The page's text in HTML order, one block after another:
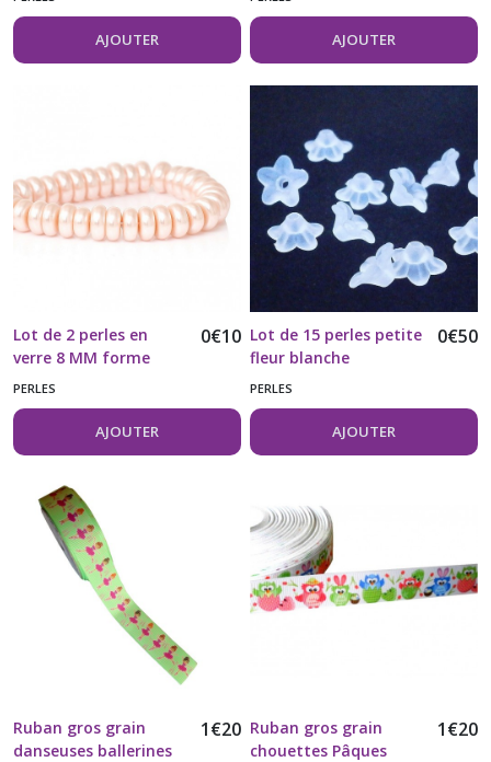
AJOUTER AJOUTER
Lot de 2 perles en
verre 8 MM forme
abaque beige clair
0€10
PERLES
AJOUTER
Lot de 15 perles petite
fleur blanche
0€50
PERLES
AJOUTER
Ruban gros grain
danseuses ballerines
1€20 Ruban gros grain
chouettes Pâques
1€20